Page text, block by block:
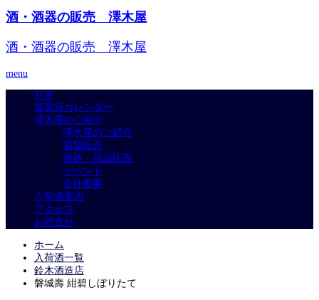
酒・酒器の販売 澤木屋
酒・酒器の販売 澤木屋
menu
TOP
営業日カレンダー
澤木屋のご紹介
澤木屋のご紹介
酒類販売
酒器・用品販売
イベント
会社概要
入荷酒案内
アクセス
お問合せ
ホーム
入荷酒一覧
鈴木酒造店
磐城壽 紺碧しぼりたて